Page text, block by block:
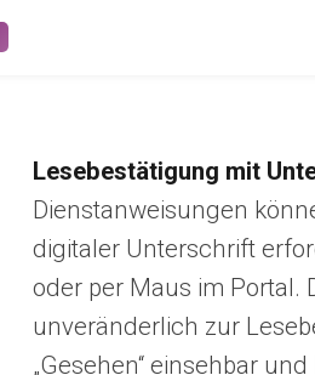
Lesebestätigung mit
Dienstanweisungen
digitaler Unterschrift
oder per Maus im Portal.
unveränderlich zur
„Gesehen“ einsehbar